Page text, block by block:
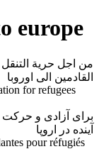
europe
من اجل حرية
القادمين الى اوروبا
for refugees
برای آزادی و حرکت
آینده در اروپا
pour réfugiés